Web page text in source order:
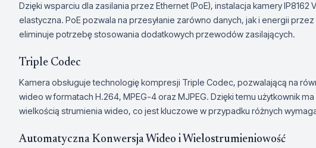
Dzięki wsparciu dla zasilania przez Ethernet (PoE), instalacja kamery IP8162
elastyczna. PoE pozwala na przesyłanie zarówno danych, jak i energii
eliminuje potrzebę stosowania dodatkowych przewodów zasilających.
Triple Codec
Kamera obsługuje technologię kompresji Triple Codec, pozwalającą na
wideo w formatach H.264, MPEG-4 oraz MJPEG. Dzięki temu użytkownik ma
wielkością strumienia wideo, co jest kluczowe w przypadku różnych
Automatyczna Konwersja Wideo i Wielostrumieniowość